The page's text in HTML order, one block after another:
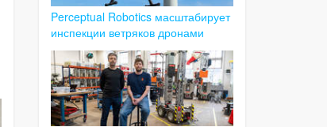
Perceptual Robotics масштабирует
инспекции ветряков дронами